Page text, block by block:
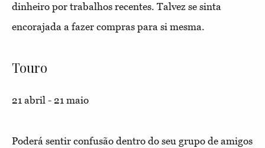
dinheiro por trabalhos recentes. Talvez se sinta
encorajada a fazer compras para si mesma.
Touro
21 abril - 21 maio
Poderá sentir confusão dentro do seu grupo de amigos